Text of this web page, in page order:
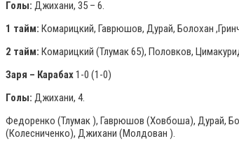
Голы: Джихани, 35 – 6.
1 тайм: Комарицкий, Гаврюшов, Дурай, Болохан
2 тайм: Комарицкий (Тлумак 65), Половков,
Заря – Карабах1-0 (1-0)
Голы: Джихани, 4.
Федоренко (Тлумак ), Гаврюшов (Ховбоша), Дурай,
(Колесниченко), Джихани (Молдован ).